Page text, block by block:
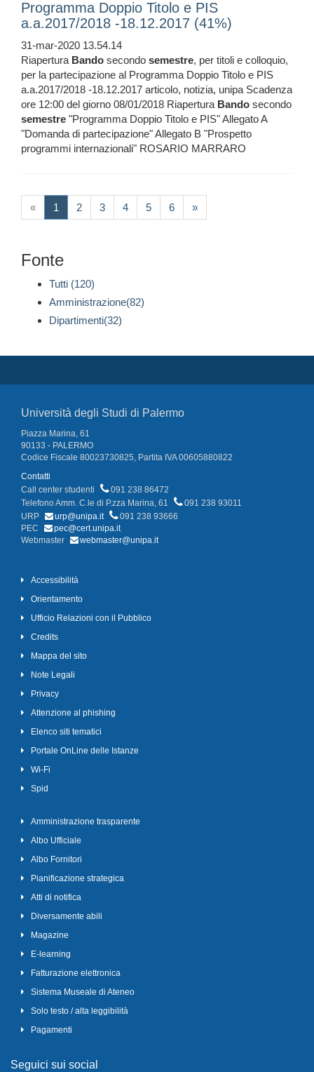
Programma Doppio Titolo e PIS
a.a.2017/2018 -18.12.2017 (41%)
31-mar-2020 13.54.14
Riapertura Bando secondo semestre, per titoli e colloquio,
per la partecipazione al Programma Doppio Titolo e PIS
a.a.2017/2018 -18.12.2017 articolo, notizia, unipa Scadenza
ore 12:00 del giorno 08/01/2018 Riapertura Bando secondo
semestre "Programma Doppio Titolo e PIS" Allegato A
"Domanda di partecipazione" Allegato B "Prospetto
programmi internazionali" ROSARIO MARRARO
« 1 (current)
2 3 4 5 6 »
Fonte
Tutti (120)
Amministrazione(82)
Dipartimenti(32)
Università degli Studi di Palermo
Piazza Marina, 61
90133 - PALERMO
Codice Fiscale 80023730825, Partita IVA 00605880822
Contatti
Call center studenti
091 238 86472
Telefono Amm. C.le di P.zza Marina, 61
091 238 93011
URP
urp@unipa.it
091 238 93666
PEC
pec@cert.unipa.it
Webmaster
webmaster@unipa.it
Accessibilità
Orientamento
Ufficio Relazioni con il Pubblico
Credits
Mappa del sito
Note Legali
Privacy
Attenzione al phishing
Elenco siti tematici
Portale OnLine delle Istanze
Wi-Fi
Spid
Amministrazione trasparente
Albo Ufficiale
Albo Fornitori
Pianificazione strategica
Atti di notifica
Diversamente abili
Magazine
E-learning
Fatturazione elettronica
Sistema Museale di Ateneo
Solo testo / alta leggibilità
Pagamenti
Seguici sui social